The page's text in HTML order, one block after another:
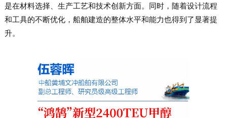
是在材料选择、生产工艺和技术创新方面。同时，随着设计流程
和工具的不断优化，船舶建造的整体水平和能力也得到了显著提
升。